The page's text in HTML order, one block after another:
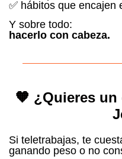
✅ hábitos que encajen
Y sobre todo:
hacerlo con cabeza.
🧡 ¿Quieres
Si teletrabajas, te
ganando peso o no